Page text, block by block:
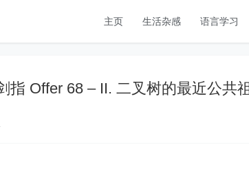
主页 生活杂感 语言学习
指 Offer 68 – II. 二叉树的最近公共